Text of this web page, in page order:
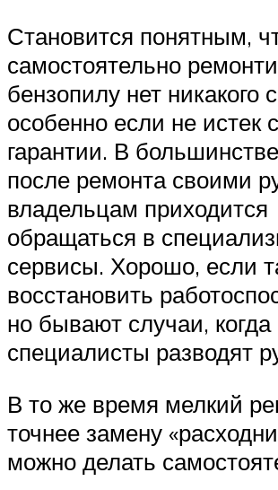
Становится понятным,
самостоятельно
бензопилу нет никакого
особенно если не истек
гарантии. В
после ремонта своими
владельцам приходится
обращаться в
сервисы. Хорошо, если
восстановить
но бывают случаи, когда
специалисты разводят
В то же время мелкий
точнее замену
можно делать